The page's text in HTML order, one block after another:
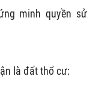
minh quyền sử
là đất thổ cư: